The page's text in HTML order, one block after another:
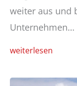
weiter aus und
Unternehmen…
weiterlesen